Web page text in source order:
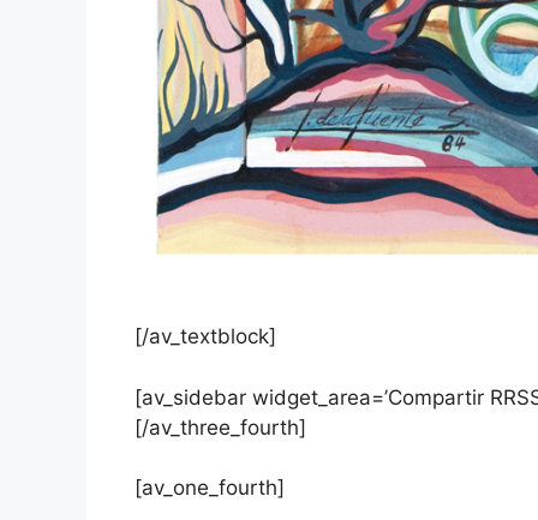
[/av_textblock]
[av_sidebar widget_area=’Compartir
[/av_three_fourth]
[av_one_fourth]